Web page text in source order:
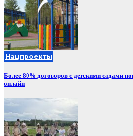
Нацпроекты
Более 80% договоров с детскими садами
онлайн